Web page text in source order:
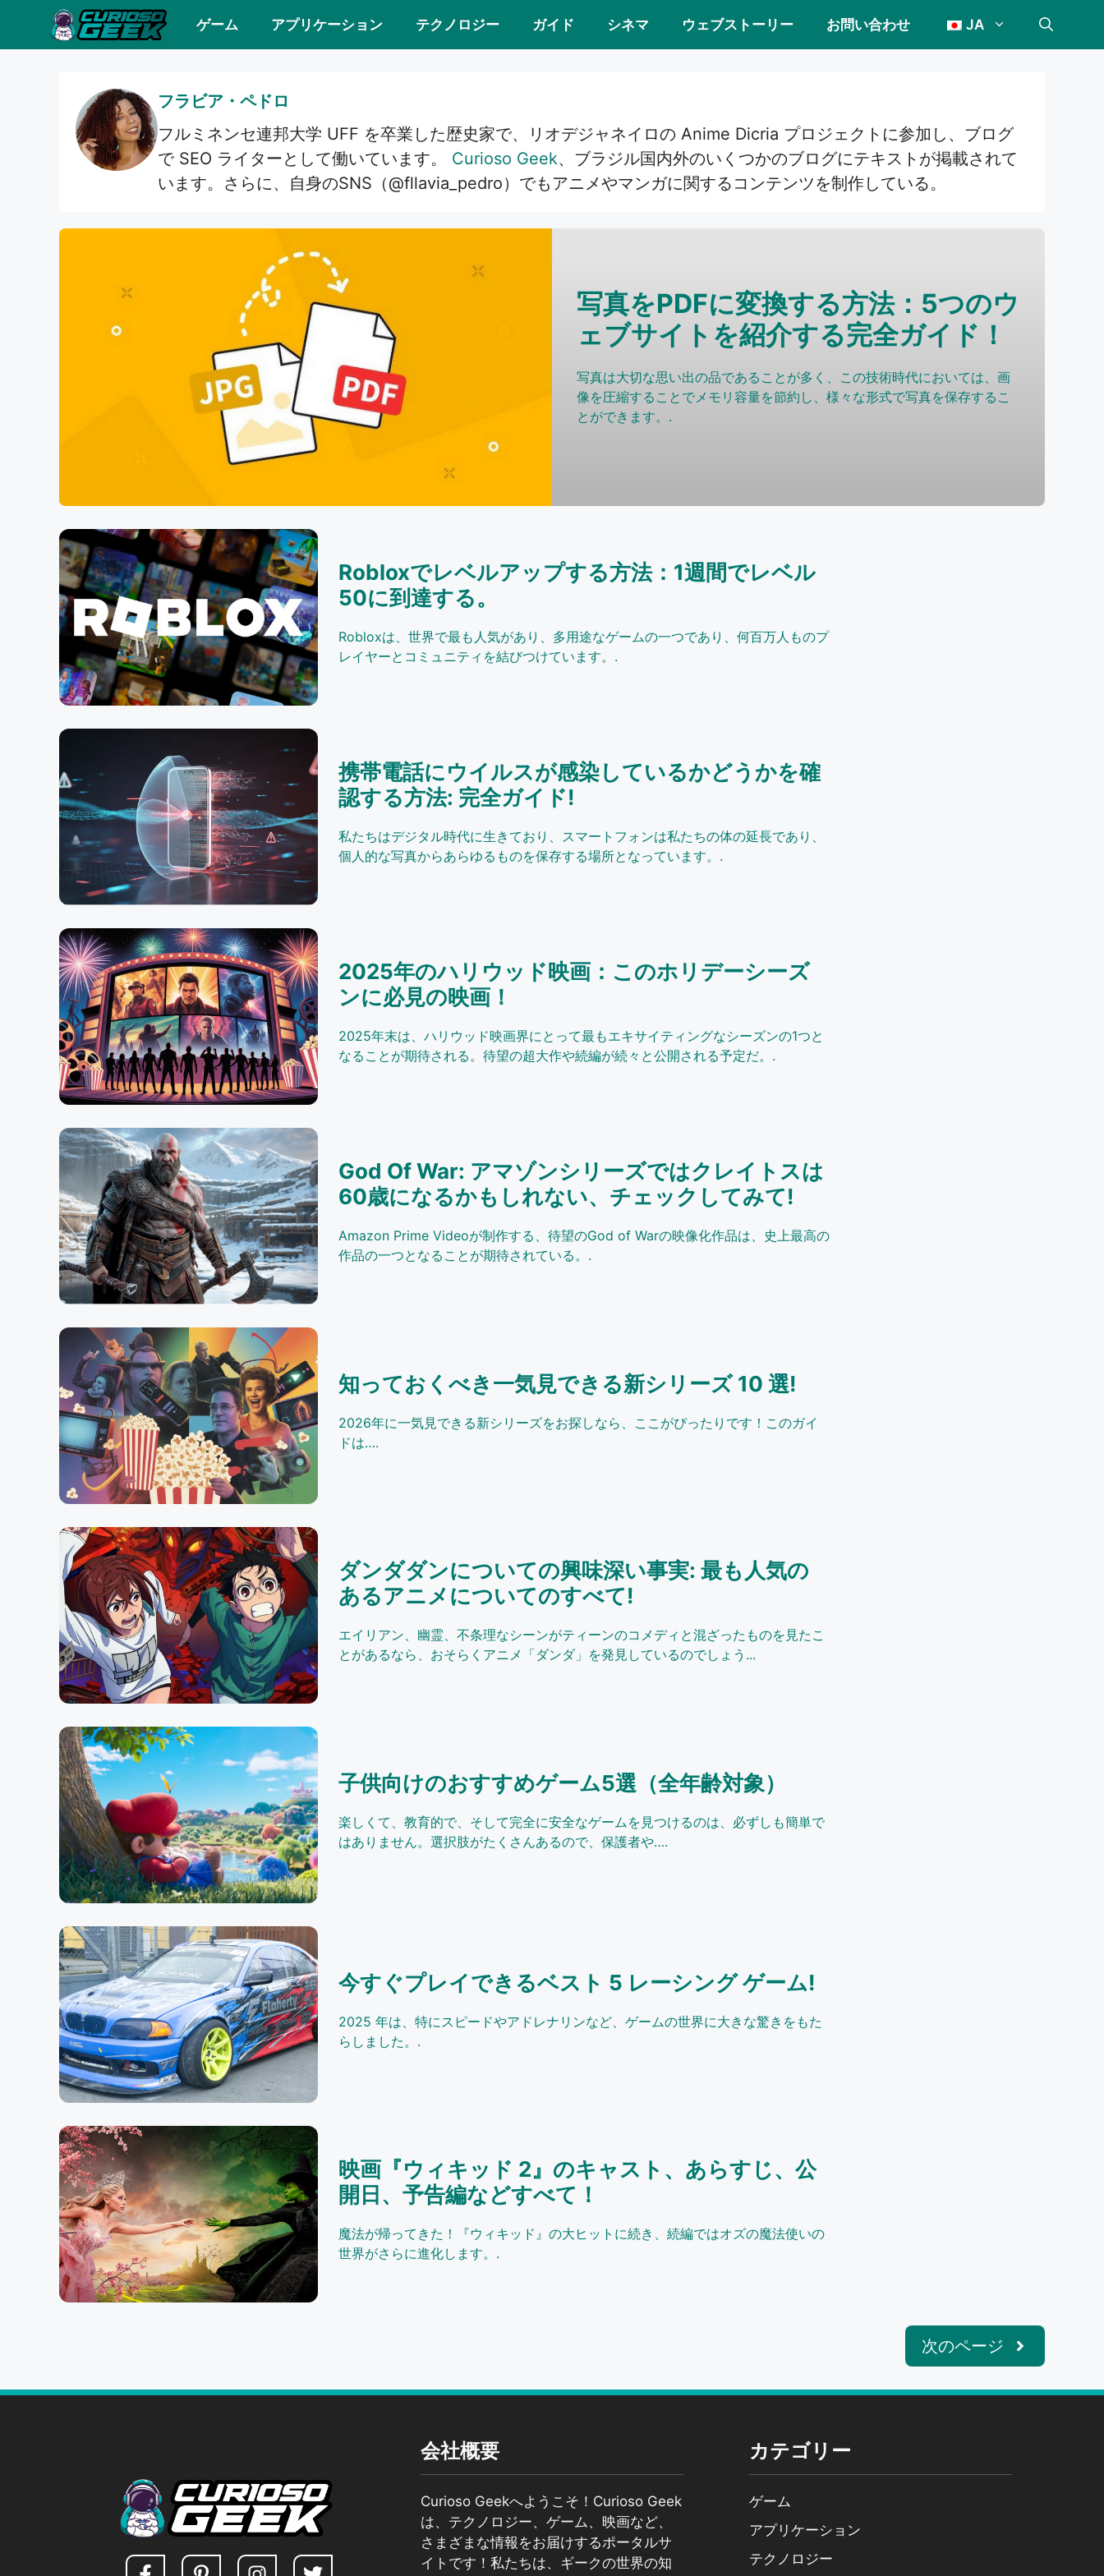
ゲーム アプリケーション テクノロジー ガイド シネマ ウェブストーリー お問い合わせ JA
フラビア・ペドロ
フルミネンセ連邦大学 UFF を卒業した歴史家で、リオデジャネイロの Anime Dicria プロジェクトに参加し、ブログ
で SEO ライターとして働いています。 Curioso Geek、ブラジル国内外のいくつかのブログにテキストが掲載されて
います。さらに、自身のSNS（@fllavia_pedro）でもアニメやマンガに関するコンテンツを制作している。
写真をPDFに変換する方法：5つのウ
ェブサイトを紹介する完全ガイド！
写真は大切な思い出の品であることが多く、この技術時代においては、画
像を圧縮することでメモリ容量を節約し、様々な形式で写真を保存するこ
とができます。.
Robloxでレベルアップする方法：1週間でレベル
50に到達する。
Robloxは、世界で最も人気があり、多用途なゲームの一つであり、何百万人ものプ
レイヤーとコミュニティを結びつけています。.
携帯電話にウイルスが感染しているかどうかを確
認する方法: 完全ガイド!
私たちはデジタル時代に生きており、スマートフォンは私たちの体の延長であり、
個人的な写真からあらゆるものを保存する場所となっています。.
2025年のハリウッド映画：このホリデーシーズ
ンに必見の映画！
2025年末は、ハリウッド映画界にとって最もエキサイティングなシーズンの1つと
なることが期待される。待望の超大作や続編が続々と公開される予定だ。.
God Of War: アマゾンシリーズではクレイトスは
60歳になるかもしれない、チェックしてみて!
Amazon Prime Videoが制作する、待望のGod of Warの映像化作品は、史上最高の
作品の一つとなることが期待されている。.
知っておくべき一気見できる新シリーズ 10 選!
2026年に一気見できる新シリーズをお探しなら、ここがぴったりです！このガイ
ドは….
ダンダダンについての興味深い事実: 最も人気の
あるアニメについてのすべて!
エイリアン、幽霊、不条理なシーンがティーンのコメディと混ざったものを見たこ
とがあるなら、おそらくアニメ「ダンダ」を発見しているのでしょう...
子供向けのおすすめゲーム5選（全年齢対象）
楽しくて、教育的で、そして完全に安全なゲームを見つけるのは、必ずしも簡単で
はありません。選択肢がたくさんあるので、保護者や….
今すぐプレイできるベスト 5 レーシング ゲーム!
2025 年は、特にスピードやアドレナリンなど、ゲームの世界に大きな驚きをもた
らしました。.
映画『ウィキッド 2』のキャスト、あらすじ、公
開日、予告編などすべて！
魔法が帰ってきた！『ウィキッド』の大ヒットに続き、続編ではオズの魔法使いの
世界がさらに進化します。.
次のページ
会社概要
Curioso Geekへようこそ！Curioso Geek
は、テクノロジー、ゲーム、映画など、
さまざまな情報をお届けするポータルサ
イトです！私たちは、ギークの世界の知
カテゴリー
ゲーム
アプリケーション
テクノロジー